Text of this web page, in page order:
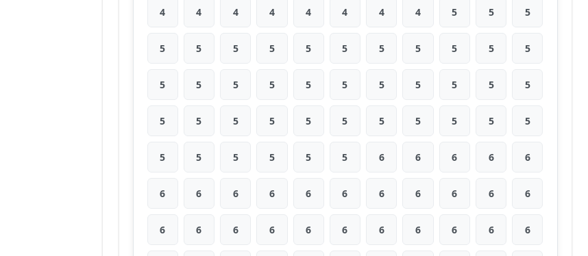
4 4 4 4 4 4 4 4 5 5 5
5 5 5 5 5 5 5 5 5 5 5
5 5 5 5 5 5 5 5 5 5 5
5 5 5 5 5 5 5 5 5 5 5
5 5 5 5 5 5 6 6 6 6 6
6 6 6 6 6 6 6 6 6 6 6
6 6 6 6 6 6 6 6 6 6 6